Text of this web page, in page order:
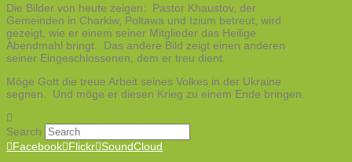
Die Bilder von heute zeigen: Pastor Khaustov, der
Gemeinden in Charkiw, Poltawa und Izium betreut, wird
gezeigt, wie er einem seiner Mitglieder das Heilige
Abendmahl bringt. Das andere Bild zeigt einen anderen
seiner Eingeschlossenen, dem er treu dient.
Möge Gott die treue Arbeit seines Volkes in der Ukraine
segnen. Und möge er diesen Krieg zu einem Ende bringen.
Search
Facebook Flickr SoundCloud